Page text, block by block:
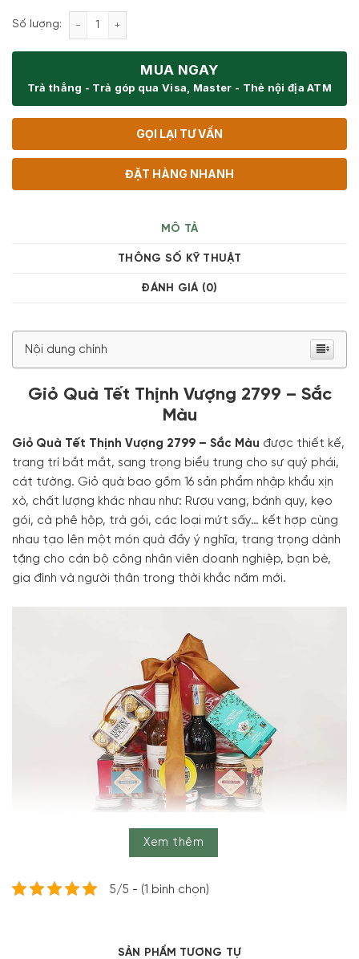
Số lượng: Giỏ Quà Tết Thịnh Vượng 2799 - Sắc Màu số lượng
MUA NGAY
Trả thẳng - Trả góp qua Visa, Master - Thẻ nội địa ATM
GỌI LẠI TƯ VẤN
ĐẶT HÀNG NHANH
MÔ TẢ
THÔNG SỐ KỸ THUẬT
ĐÁNH GIÁ (0)
Nội dung chính
Giỏ Quà Tết Thịnh Vượng 2799 – Sắc
Màu
Giỏ Quà Tết Thịnh Vượng 2799 – Sắc Màu được thiết kế,
trang trí bắt mắt, sang trọng biểu trung cho sự quý phái,
cát tường. Giỏ quà bao gồm 16 sản phẩm nhập khẩu xịn
xò, chất lượng khác nhau như: Rượu vang, bánh quy, kẹo
gói, cà phê hộp, trà gói, các loại mứt sấy… kết hợp cùng
nhau tạo lên một món quà đầy ý nghĩa, trang trọng dành
tặng cho cán bộ công nhân viên doanh nghiệp, bạn bè,
gia đình và người thân trong thời khắc năm mới.
Xem thêm
5/5 - (1 bình chọn)
SẢN PHẨM TƯƠNG TỰ